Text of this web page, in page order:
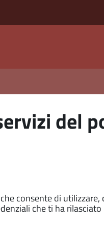
del
consente di utilizzare,
che ti ha rilasciato